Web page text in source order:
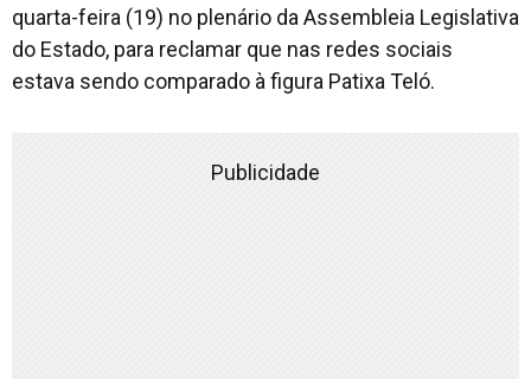
quarta-feira (19) no plenário da Assembleia Legislativa
do Estado, para reclamar que nas redes sociais
estava sendo comparado à figura Patixa Teló.
Publicidade